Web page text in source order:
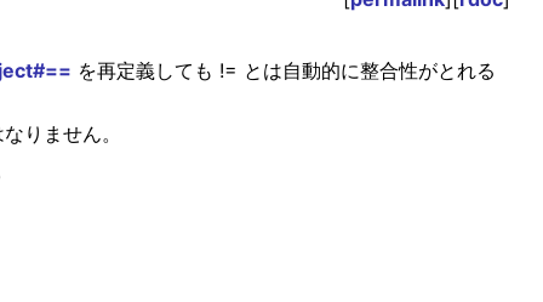
を再定義しても != とは自動的に整合性がとれる
りません。